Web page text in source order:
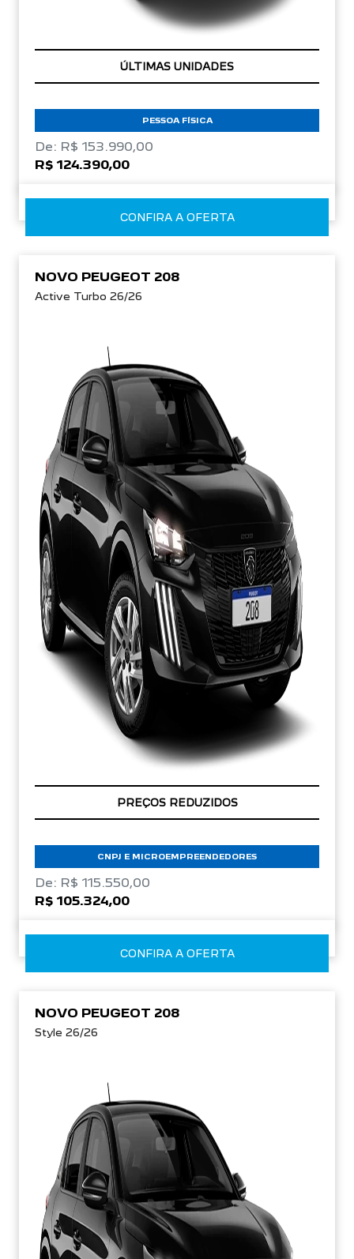
TAXA ZERO
ÚLTIMAS UNIDADES
PESSOA FÍSICA
De: R$ 153.990,00
R$ 124.390,00
CONFIRA A OFERTA
NOVO PEUGEOT 208
Active Turbo 26/26
ÚLTIMAS UNIDADES
PREÇOS REDUZIDOS
CNPJ E MICROEMPREENDEDORES
De: R$ 115.550,00
R$ 105.324,00
CONFIRA A OFERTA
NOVO PEUGEOT 208
Style 26/26